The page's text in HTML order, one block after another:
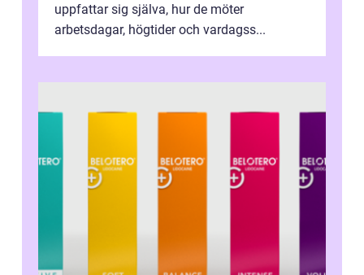
uppfattar sig själva, hur de möter
arbetsdagar, högtider och vardagss...